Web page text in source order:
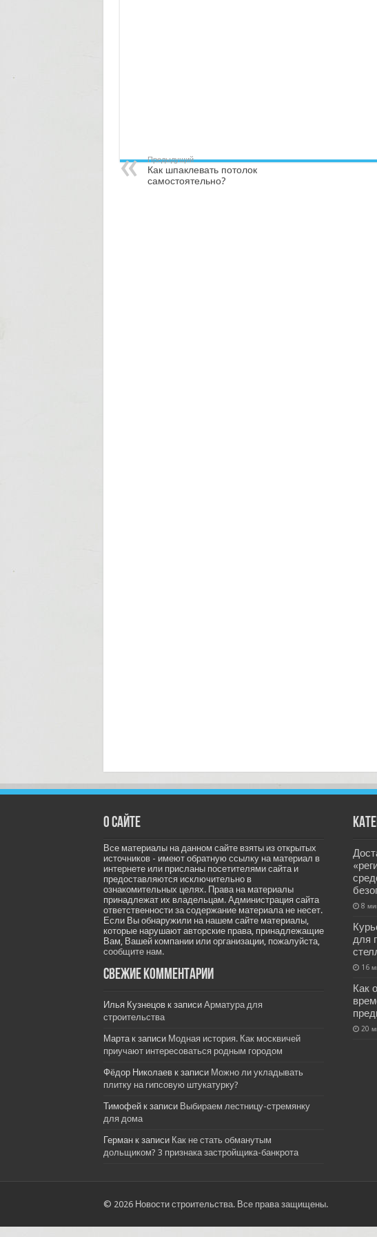
Предыдущий
Как шпаклевать потолок
самостоятельно?
О сайте
Все материалы на данном сайте взяты из открытых
источников - имеют обратную ссылку на материал в
интернете или присланы посетителями сайта и
предоставляются исключительно в
ознакомительных целях. Права на материалы
принадлежат их владельцам. Администрация сайта
ответственности за содержание материала не несет.
Если Вы обнаружили на нашем сайте материалы,
которые нарушают авторские права, принадлежащие
Вам, Вашей компании или организации, пожалуйста,
сообщите нам.
Свежие комментарии
Илья Кузнецовк записи Арматура для
строительства
Мартак записи Модная история. Как москвичей
приучают интересоваться родным городом
Фёдор Николаевк записи Можно ли укладывать
плитку на гипсовую штукатурку?
Тимофейк записи Выбираем лестницу-стремянку
для дома
Германк записи Как не стать обманутым
дольщиком? 3 признака застройщика-банкрота
8
для
16
Как
20
© 2026 Новости строительства. Все права защищены.